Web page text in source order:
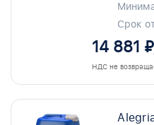
Срок
14 881
НДС не